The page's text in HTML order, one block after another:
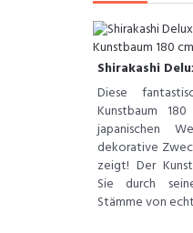
Shirakashi
Diese
Kunstbaum
japanischen
dekorative
zeigt! Der
Sie durch
Stämme von